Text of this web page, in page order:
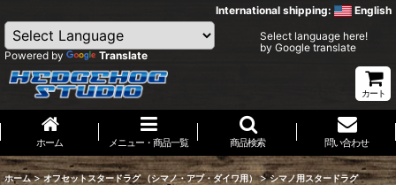
International shipping: English
Powered by Translate
Select language here!
by Google translate
カート
ホーム メニュー・商品一覧 商品検索 問い合わせ
ホーム > オフセットスタードラグ （シマノ・アブ・ダイワ用） > シマノ用スタードラグ